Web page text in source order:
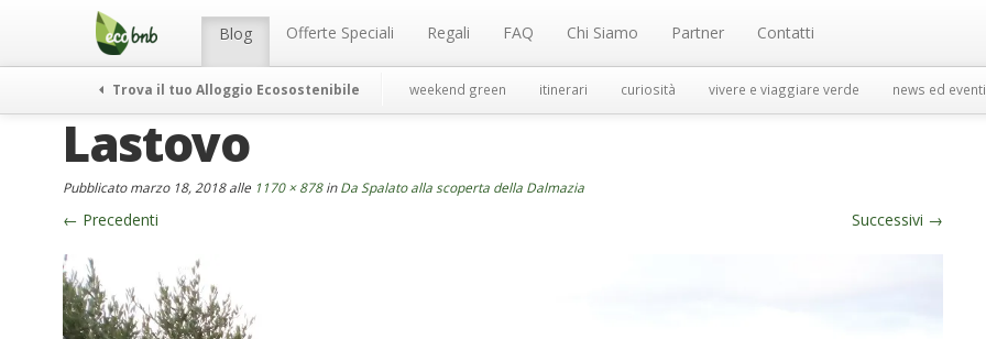
Menu Blog Offerte Speciali Regali FAQ Chi Siamo Partner Contatti
Trova il tuo Alloggio Ecosostenibile weekend green itinerari curiosità vivere e viaggiare verde news ed eventi
Lastovo
Pubblicatomarzo 18, 2018alle 1170 × 878inDa Spalato alla scoperta della Dalmazia
← Precedenti Successivi →